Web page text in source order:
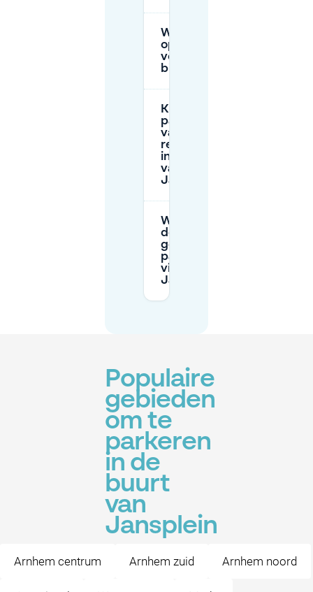
Wat zijn de
openingstijden
voor parkeren
bij Jansplein?
Kan ik een
parkeerplek
van tevoren
reserveren
in de buurt
van
Jansplein?
Wat moet ik
doen als ik
geen
parkeerplek
vind bij
Jansplein?
Populaire
gebieden
om te
parkeren
in de
buurt
van
Jansplein
Arnhem centrum Arnhem zuid Arnhem noord